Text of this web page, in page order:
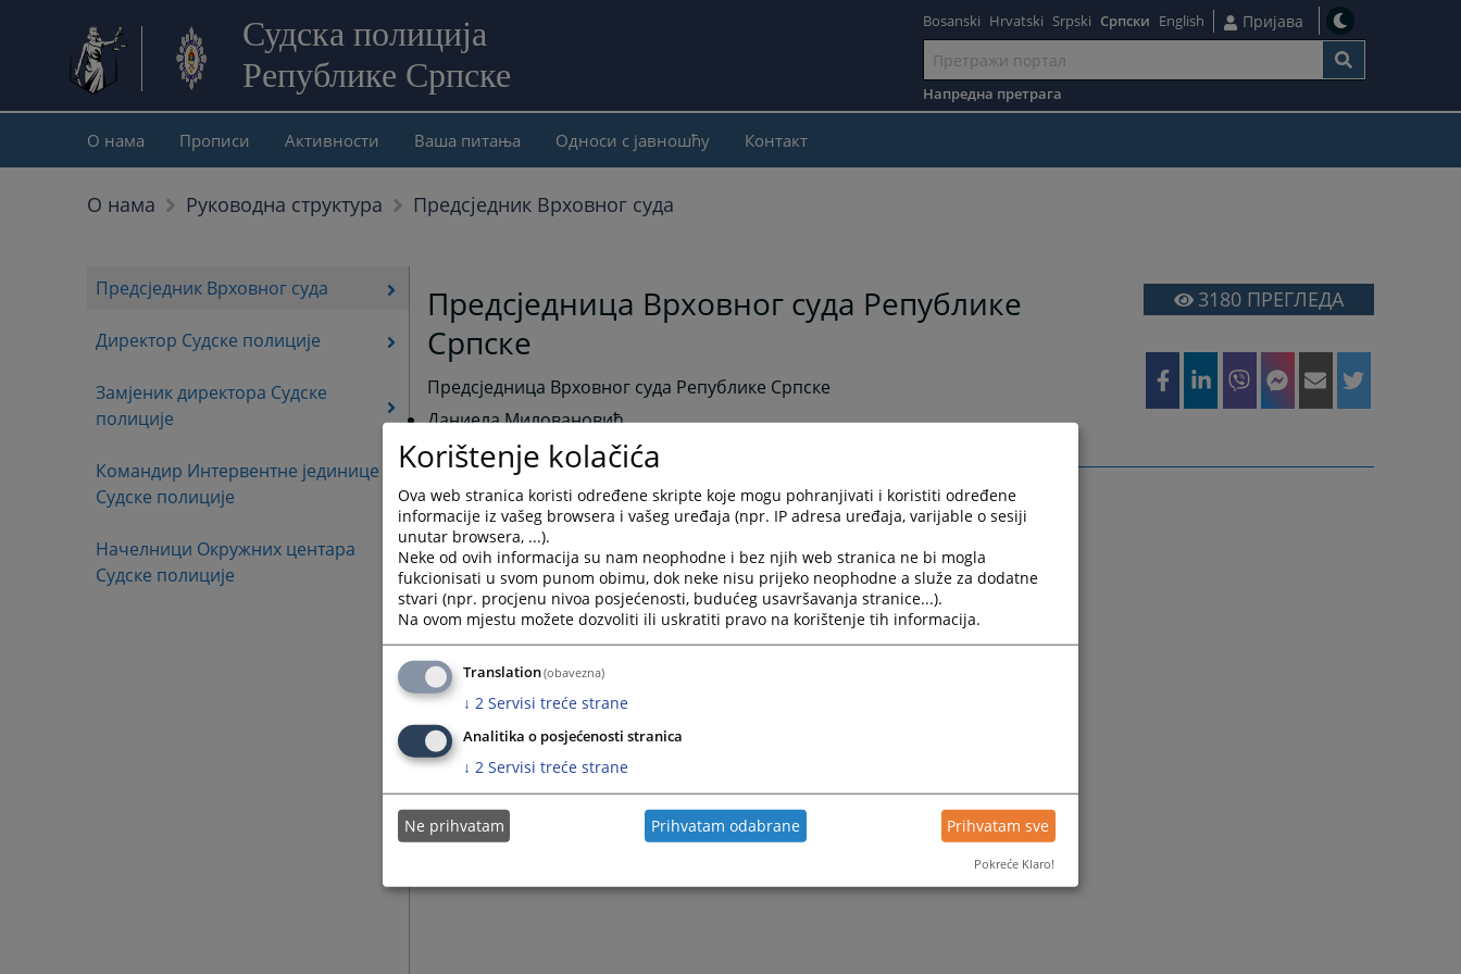
Судска полиција
Републике Српске
садржај
Bosanski Hrvatski Srpski Српски English Пријава
Напредна претрага
О нама Прописи Активности Ваша питања Односи с јавношћу Контакт
О нама Руководна структура Предсједник Врховног суда
Предсједник Врховног суда
Директор Судске полиције
Замјеник директора Судске
полиције
Командир Интервентне јединице
Судске полиције
Начелници Окружних центара
Судске полиције
Предсједница Врховног суда Републике
Српске
Предсједница Врховног суда Републике Српске
Даниела Миловановић
3180 ПРЕГЛЕДА
Korištenje kolačića
Ova web stranica koristi određene skripte koje mogu pohranjivati i koristiti određene
informacije iz vašeg browsera i vašeg uređaja (npr. IP adresa uređaja, varijable o sesiji
unutar browsera, ...).
Neke od ovih informacija su nam neophodne i bez njih web stranica ne bi mogla
fukcionisati u svom punom obimu, dok neke nisu prijeko neophodne a služe za dodatne
stvari (npr. procjenu nivoa posjećenosti, budućeg usavršavanja stranice...).
Na ovom mjestu možete dozvoliti ili uskratiti pravo na korištenje tih informacija.
Translation(obavezna)
↓ 2 Servisi treće strane
Analitika o posjećenosti stranica
↓ 2 Servisi treće strane
Ne prihvatam Prihvatam odabrane Prihvatam sve
Pokreće Klaro!